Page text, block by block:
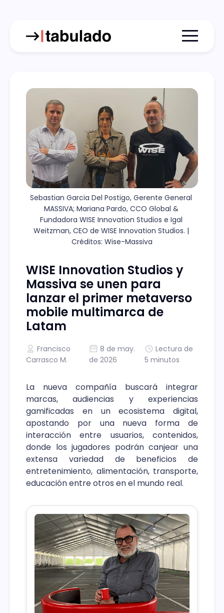
Menu
Sebastian Garcia Del Postigo, Gerente General
MASSIVA; Mariana Pardo, CCO Global &
Fundadora WISE Innovation Studios e Igal
Weitzman, CEO de WISE Innovation Studios. |
Créditos: Wise-Massiva
WISE Innovation Studios y
Massiva se unen para
lanzar el primer metaverso
mobile multimarca de
Latam
Francisco
Carrasco M.
8 de may.
de 2026
Lectura de
5 minutos
La nueva compañía buscará integrar
marcas, audiencias y experiencias
gamificadas en un ecosistema digital,
apostando por una nueva forma de
interacción entre usuarios, contenidos,
donde los jugadores podrán canjear una
extensa variedad de beneficios de
entretenimiento, alimentación, transporte,
educación entre otros en el mundo real.